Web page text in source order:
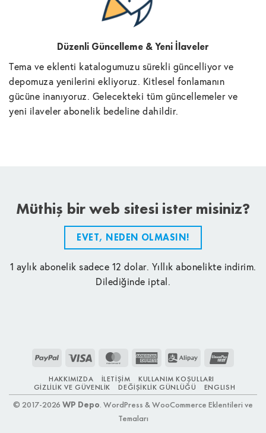
Düzenli Güncelleme & Yeni İlaveler
Tema ve eklenti katalogumuzu sürekli güncelliyor ve
depomuza yenilerini ekliyoruz. Kitlesel fonlamanın
gücüne inanıyoruz. Gelecekteki tüm güncellemeler ve
yeni ilaveler abonelik bedeline dahildir.
Müthiş bir web sitesi ister misiniz?
EVET, NEDEN OLMASIN!
1 aylık abonelik sadece 12 dolar. Yıllık abonelikte indirim.
Dilediğinde iptal.
PayPal Visa MasterCardAmerican
Alipay
HAKKIMIZDA İLETIŞIM
KULLANIM KOŞULLARI
GIZLILIK VE GÜVENLIK
DEĞIŞIKLIK GÜNLÜĞÜ ENGLISH
© 2017-2026 WP Depo. WordPress & WooCommerce Eklentileri ve
Temaları